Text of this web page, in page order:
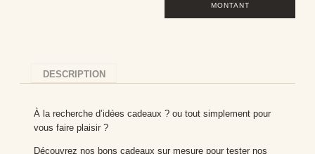
MONTANT
DESCRIPTION
À la recherche d’idées cadeaux ? ou tout simplement pour
vous faire plaisir ?
Découvrez nos bons cadeaux sur mesure pour tester nos